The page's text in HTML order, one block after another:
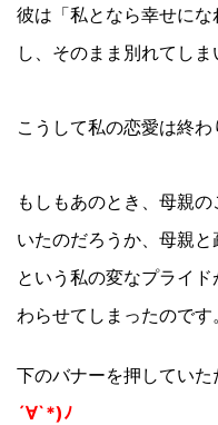
彼は「私となら幸せに
し、そのまま別れてしま
こうして私の恋愛は終わ
もしもあのとき、母親
いたのだろうか、母親
という私の変なプライ
わらせてしまったのです。
下のバナーを押していた
´∀`*)ﾉ